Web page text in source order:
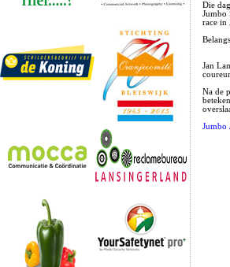
Die
Jumbo
race in
Jan
Na de
Jumbo